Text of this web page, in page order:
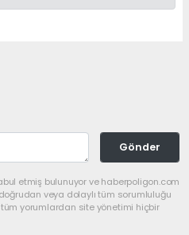
Gönder
etmiş bulunuyor ve haberpoligon.com
veya dolaylı tüm sorumluluğu
tüm yorumlardan site yönetimi hiçbir